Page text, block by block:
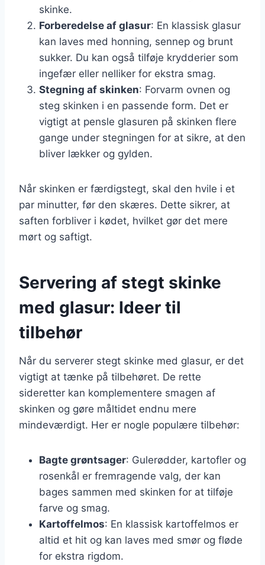
skinke.
Forberedelse af glasur: En klassisk glasur
kan laves med honning, sennep og brunt
sukker. Du kan også tilføje krydderier som
ingefær eller nelliker for ekstra smag.
Stegning af skinken: Forvarm ovnen og
steg skinken i en passende form. Det er
vigtigt at pensle glasuren på skinken flere
gange under stegningen for at sikre, at den
bliver lækker og gylden.
Når skinken er færdigstegt, skal den hvile i et
par minutter, før den skæres. Dette sikrer, at
saften forbliver i kødet, hvilket gør det mere
mørt og saftigt.
Servering af stegt skinke
med glasur: Ideer til
tilbehør
Når du serverer stegt skinke med glasur, er det
vigtigt at tænke på tilbehøret. De rette
sideretter kan komplementere smagen af
skinken og gøre måltidet endnu mere
mindeværdigt. Her er nogle populære tilbehør:
Bagte grøntsager: Gulerødder, kartofler og
rosenkål er fremragende valg, der kan
bages sammen med skinken for at tilføje
farve og smag.
Kartoffelmos: En klassisk kartoffelmos er
altid et hit og kan laves med smør og fløde
for ekstra rigdom.